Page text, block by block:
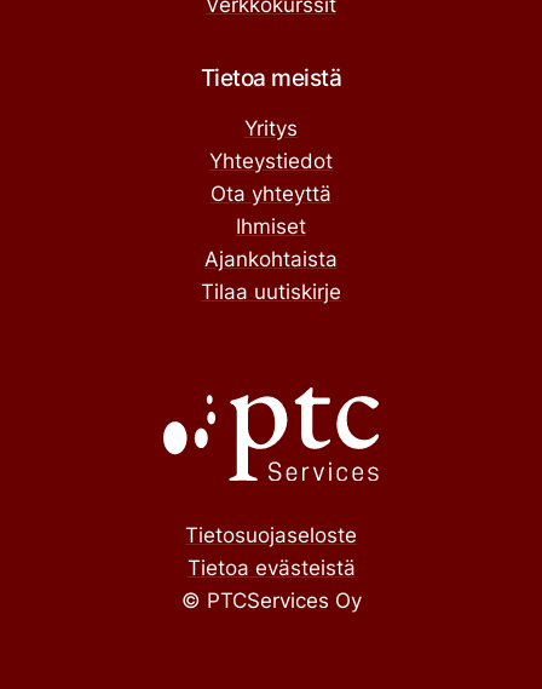
Verkkokurssit
Tietoa meistä
Yritys
Yhteystiedot
Ota yhteyttä
Ihmiset
Ajankohtaista
Tilaa uutiskirje
Tietosuojaseloste
Tietoa evästeistä
© PTCServices Oy